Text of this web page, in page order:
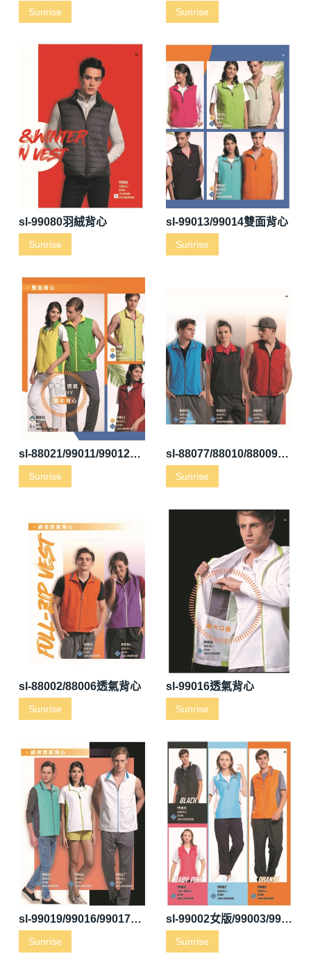
Sunrise Sunrise
sl-99080羽絨背心
Sunrise
sl-99013/99014雙面背心
Sunrise
sl-88021/99011/99012雙面背心
Sunrise
sl-88077/88010/88009透氣背心
Sunrise
sl-88002/88006透氣背心
Sunrise
sl-99016透氣背心
Sunrise
sl-99019/99016/99017透氣背心
Sunrise
sl-99002女版/99003/99007/99005透氣背心
Sunrise